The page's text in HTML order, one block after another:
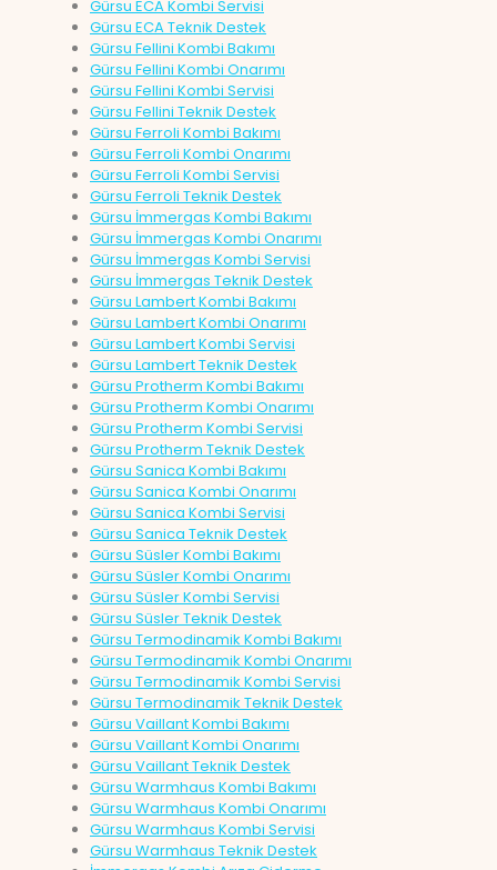
Gürsu ECA Kombi Servisi
Gürsu ECA Teknik Destek
Gürsu Fellini Kombi Bakımı
Gürsu Fellini Kombi Onarımı
Gürsu Fellini Kombi Servisi
Gürsu Fellini Teknik Destek
Gürsu Ferroli Kombi Bakımı
Gürsu Ferroli Kombi Onarımı
Gürsu Ferroli Kombi Servisi
Gürsu Ferroli Teknik Destek
Gürsu İmmergas Kombi Bakımı
Gürsu İmmergas Kombi Onarımı
Gürsu İmmergas Kombi Servisi
Gürsu İmmergas Teknik Destek
Gürsu Lambert Kombi Bakımı
Gürsu Lambert Kombi Onarımı
Gürsu Lambert Kombi Servisi
Gürsu Lambert Teknik Destek
Gürsu Protherm Kombi Bakımı
Gürsu Protherm Kombi Onarımı
Gürsu Protherm Kombi Servisi
Gürsu Protherm Teknik Destek
Gürsu Sanica Kombi Bakımı
Gürsu Sanica Kombi Onarımı
Gürsu Sanica Kombi Servisi
Gürsu Sanica Teknik Destek
Gürsu Süsler Kombi Bakımı
Gürsu Süsler Kombi Onarımı
Gürsu Süsler Kombi Servisi
Gürsu Süsler Teknik Destek
Gürsu Termodinamik Kombi Bakımı
Gürsu Termodinamik Kombi Onarımı
Gürsu Termodinamik Kombi Servisi
Gürsu Termodinamik Teknik Destek
Gürsu Vaillant Kombi Bakımı
Gürsu Vaillant Kombi Onarımı
Gürsu Vaillant Teknik Destek
Gürsu Warmhaus Kombi Bakımı
Gürsu Warmhaus Kombi Onarımı
Gürsu Warmhaus Kombi Servisi
Gürsu Warmhaus Teknik Destek